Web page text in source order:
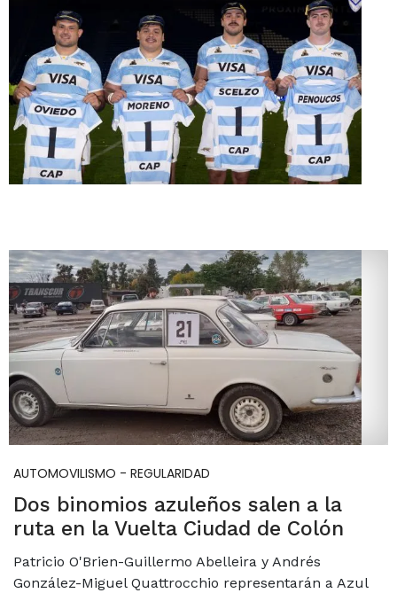
AUTOMOVILISMO - REGULARIDAD
Dos binomios azuleños salen a la
ruta en la Vuelta Ciudad de Colón
Patricio O'Brien-Guillermo Abelleira y Andrés
González-Miguel Quattrocchio representarán a Azul